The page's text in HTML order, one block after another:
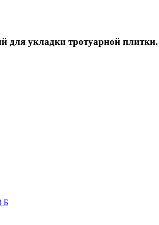
для укладки тротуарной плитки.
Б